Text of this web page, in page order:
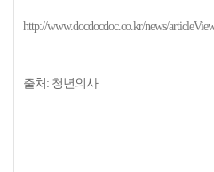
http://www.docdocdoc.co.kr/news/
출처: 청년의사